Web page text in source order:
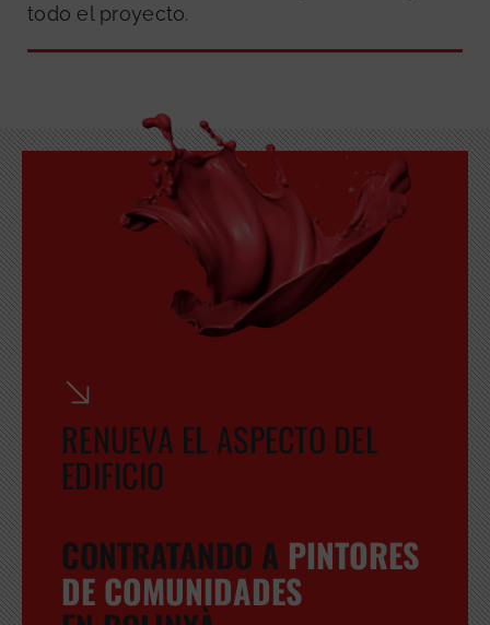
todo el proyecto.
RENUEVA EL ASPECTO DEL
EDIFICIO
CONTRATANDO A PINTORES
DE COMUNIDADES